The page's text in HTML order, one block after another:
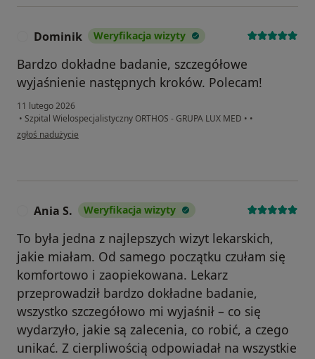
Dominik Weryfikacja wizyty
Bardzo dokładne badanie, szczegółowe
wyjaśnienie następnych kroków. Polecam!
11 lutego 2026
• Szpital Wielospecjalistyczny ORTHOS - GRUPA LUX MED • •
w opinii użytkownika Dominik
zgłoś nadużycie
Ania S. Weryfikacja wizyty
To była jedna z najlepszych wizyt lekarskich,
jakie miałam. Od samego początku czułam się
komfortowo i zaopiekowana. Lekarz
przeprowadził bardzo dokładne badanie,
wszystko szczegółowo mi wyjaśnił – co się
wydarzyło, jakie są zalecenia, co robić, a czego
unikać. Z cierpliwością odpowiadał na wszystkie